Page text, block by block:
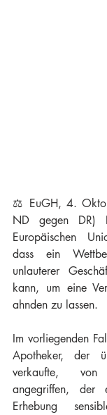
⚖️ EuGH, 4.
ND gegen DR)
Europäischen
dass ein
unlauterer
kann, um eine
ahnden zu lassen.
Im vorliegenden
Apotheker, der
verkaufte,
angegriffen, der
Erhebung